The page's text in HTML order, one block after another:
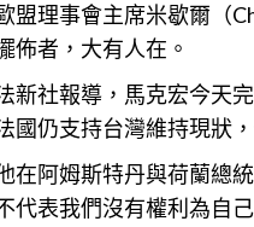
盟理事會主席米歇爾（
佈者，大有人在。
新社報導，馬克宏今天
國仍支持台灣維持現狀
在阿姆斯特丹與荷蘭總
代表我們沒有權利為自己